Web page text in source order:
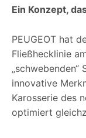
Ein Konzept,
PEUGEOT hat
Fließhecklinie
innovative
Karosserie des
optimiert